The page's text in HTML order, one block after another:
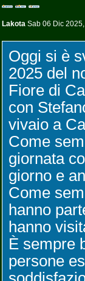
Lakota Sab 06 Dic
Oggi si è
2025 del
Fiore di
con
vivaio a
Come
giornata
giorno e
Come
hanno
hanno
È sempre
persone